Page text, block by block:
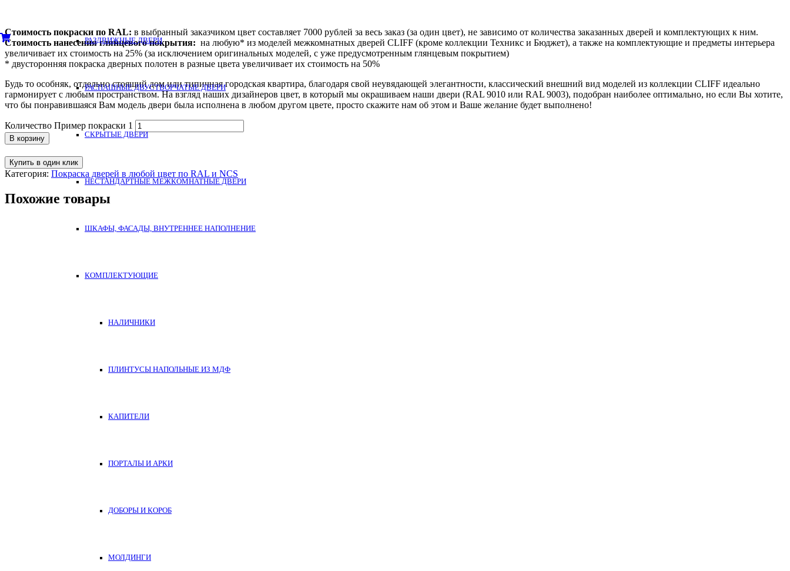
РАЗДВИЖНЫЕ ДВЕРИ
РАСПАШНЫЕ ДВУСТВОРЧАТЫЕ ДВЕРИ
СКРЫТЫЕ ДВЕРИ
НЕСТАНДАРТНЫЕ МЕЖКОМНАТНЫЕ ДВЕРИ
ШКАФЫ, ФАСАДЫ, ВНУТРЕННЕЕ НАПОЛНЕНИЕ
КОМПЛЕКТУЮЩИЕ
НАЛИЧНИКИ
ПЛИНТУСЫ НАПОЛЬНЫЕ ИЗ МДФ
КАПИТЕЛИ
ПОРТАЛЫ И АРКИ
ДОБОРЫ И КОРОБ
МОЛДИНГИ
Стоимость покраски по RAL: в выбранный заказчиком цвет составляет 7000 рублей за весь заказ (за один цвет), не зависимо от количества заказанных дверей и комплектующих к ним.
Стоимость нанесения глянцевого покрытия: на любую* из моделей межкомнатных дверей CLIFF (кроме коллекции Техникс и Бюджет), а также на комплектующие и предметы интерьера
увеличивает их стоимость на 25% (за исключением оригинальных моделей, с уже предусмотренным глянцевым покрытием)
* двусторонняя покраска дверных полотен в разные цвета увеличивает их стоимость на 50%
Будь то особняк, отдельно стоящий дом или типичная городская квартира, благодаря свой неувядающей элегантности, классический внешний вид моделей из коллекции CLIFF идеально
гармонирует с любым пространством. На взгляд наших дизайнеров цвет, в который мы окрашиваем наши двери (RAL 9010 или RAL 9003), подобран наиболее оптимально, но если Вы хотите,
что бы понравившаяся Вам модель двери была исполнена в любом другом цвете, просто скажите нам об этом и Ваше желание будет выполнено!
Количество Пример покраски 1
В корзину
Купить в один клик
Категория: Покраска дверей в любой цвет по RAL и NCS
Похожие товары